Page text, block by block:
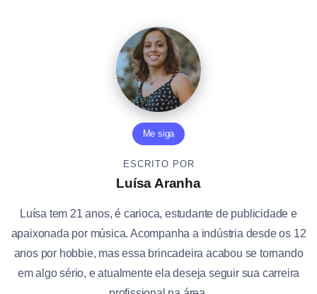
Me siga
ESCRITO POR
Luísa Aranha
Luísa tem 21 anos, é carioca, estudante de publicidade e
apaixonada por música. Acompanha a indústria desde os 12
anos por hobbie, mas essa brincadeira acabou se tornando
em algo sério, e atualmente ela deseja seguir sua carreira